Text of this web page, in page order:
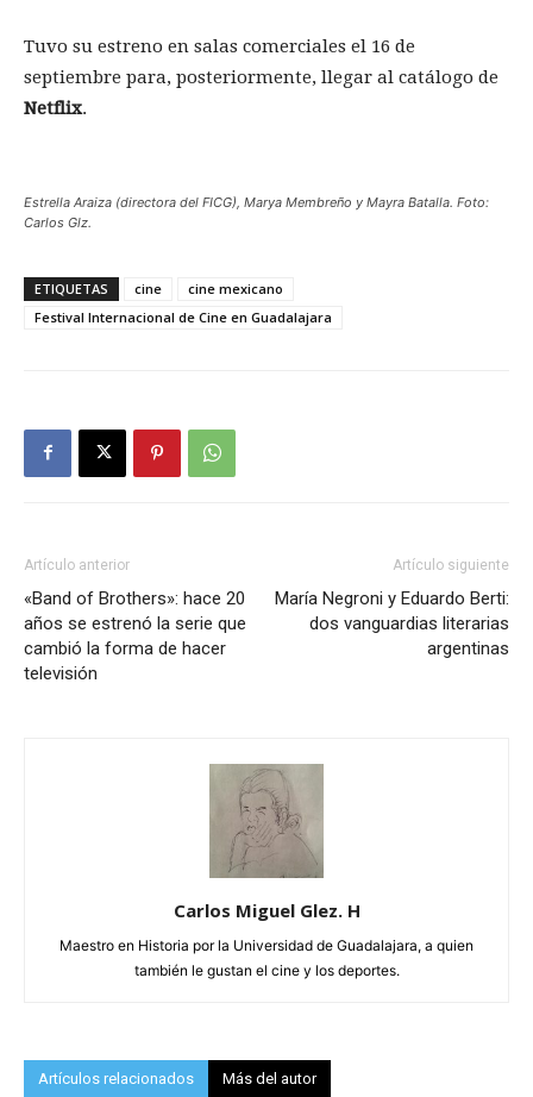
Tuvo su estreno en salas comerciales el 16 de
septiembre para, posteriormente, llegar al catálogo de
Netflix.
Estrella Araiza (directora del FICG), Marya Membreño y Mayra Batalla. Foto:
Carlos Glz.
ETIQUETAS cine
cine mexicano
Festival Internacional de Cine en Guadalajara
Artículo anterior
«Band of Brothers»: hace 20
años se estrenó la serie que
cambió la forma de hacer
televisión
Artículo siguiente
María Negroni y Eduardo Berti:
dos vanguardias literarias
argentinas
Carlos Miguel Glez. H
Maestro en Historia por la Universidad de Guadalajara, a quien
también le gustan el cine y los deportes.
Artículos relacionados Más del autor